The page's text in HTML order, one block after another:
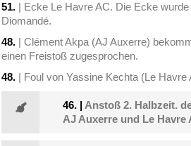
51. | Ecke Le Havre AC. Die Ecke
Diomandé.
48. | Clément Akpa (AJ Auxerre)
einen Freistoß zugesprochen.
48. | Foul von Yassine Kechta (Le Havre
46. | Anstoß 2. Halbzeit.
AJ Auxerre und Le Havre